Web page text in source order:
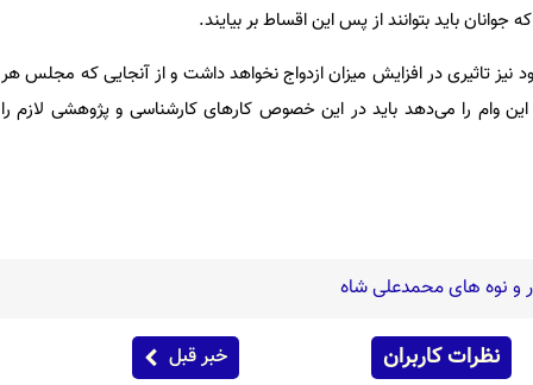
اگر این وام تبدیل به ۵۰ میلیون شود نیز تاثیری در افزایش میزان ازدواج نخواهد داشت و از آنجایی که مجلس هر
وام را می‌دهد باید در این خصوص کارهای کارشناسی و پژوهشی لازم را
و نوه های محمدعلی شاه
نظرات کاربران خبر قبل